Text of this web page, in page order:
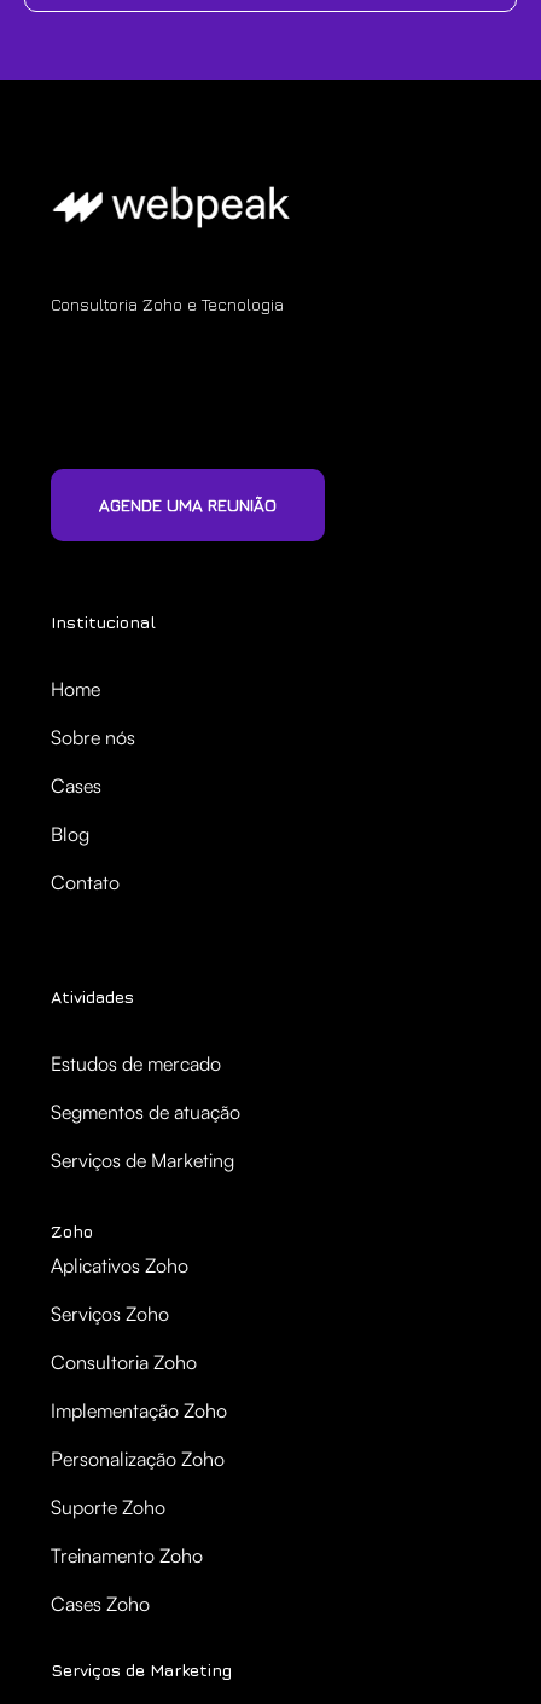
Consultoria Zoho e Tecnologia
AGENDE UMA REUNIÃO
Institucional
Home
Sobre nós
Cases
Blog
Contato
Atividades
Estudos de mercado
Segmentos de atuação
Serviços de Marketing
Zoho
Aplicativos Zoho
Serviços Zoho
Consultoria Zoho
Implementação Zoho
Personalização Zoho
Suporte Zoho
Treinamento Zoho
Cases Zoho
Serviços de Marketing